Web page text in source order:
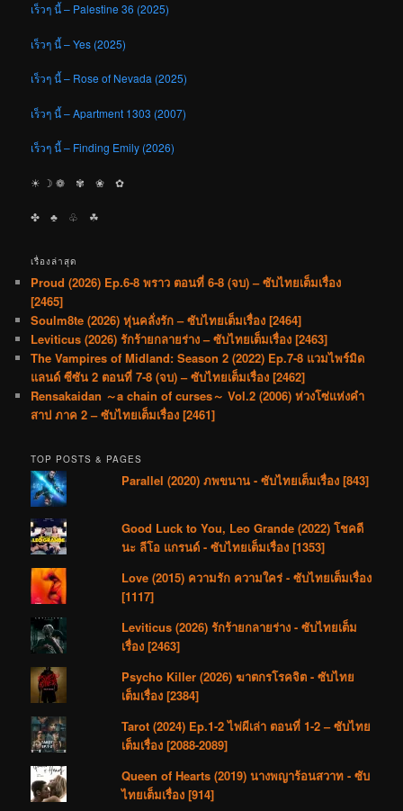
เร็วๆ นี้ – Palestine 36 (2025)
เร็วๆ นี้ – Yes (2025)
เร็วๆ นี้ – Rose of Nevada (2025)
เร็วๆ นี้ – Apartment 1303 (2007)
เร็วๆ นี้ – Finding Emily (2026)
☀︎ ☽ ❁ ✾ ❀ ✿
✤ ♣︎ ♧ ☘︎
เรื่องล่าสุด
Proud (2026) Ep.6-8 พราว ตอนที่ 6-8 (จบ) – ซับไทยเต็มเรื่อง
[2465]
Soulm8te (2026) หุ่นคลั่งรัก – ซับไทยเต็มเรื่อง [2464]
Leviticus (2026) รักร้ายกลายร่าง – ซับไทยเต็มเรื่อง [2463]
The Vampires of Midland: Season 2 (2022) Ep.7-8 แวมไพร์มิด
แลนด์ ซีซัน 2 ตอนที่ 7-8 (จบ) – ซับไทยเต็มเรื่อง [2462]
Rensakaidan ～a chain of curses～ Vol.2 (2006) ห่วงโซ่แห่งคำ
สาป ภาค 2 – ซับไทยเต็มเรื่อง [2461]
TOP POSTS & PAGES
Parallel (2020) ภพขนาน - ซับไทยเต็มเรื่อง [843]
Good Luck to You, Leo Grande (2022) โชคดี
นะ ลีโอ แกรนด์ - ซับไทยเต็มเรื่อง [1353]
Love (2015) ความรัก ความใคร่ - ซับไทยเต็มเรื่อง
[1117]
Leviticus (2026) รักร้ายกลายร่าง - ซับไทยเต็ม
เรื่อง [2463]
Psycho Killer (2026) ฆาตกรโรคจิต - ซับไทย
เต็มเรื่อง [2384]
Tarot (2024) Ep.1-2 ไพ่ผีเล่า ตอนที่ 1-2 – ซับไทย
เต็มเรื่อง [2088-2089]
Queen of Hearts (2019) นางพญาร้อนสวาท - ซับ
ไทยเต็มเรื่อง [914]